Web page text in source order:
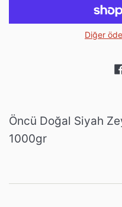
Diğer
Öncü Doğal Siyah
1000gr